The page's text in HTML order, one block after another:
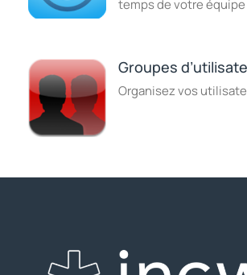
temps de votre équipe
Groupes
Organisez vos